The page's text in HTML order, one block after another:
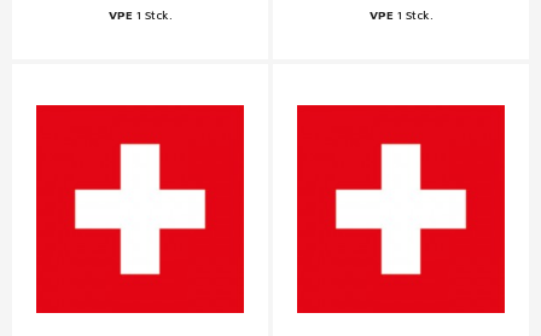
Basel
VPE 1 Stck. VPE 1 Stck.